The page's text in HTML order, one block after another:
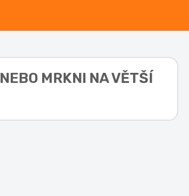
NEBO MRKNI NA VĚTŠÍ